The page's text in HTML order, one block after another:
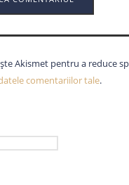
Akismet pentru a reduce
comentariilor tale.